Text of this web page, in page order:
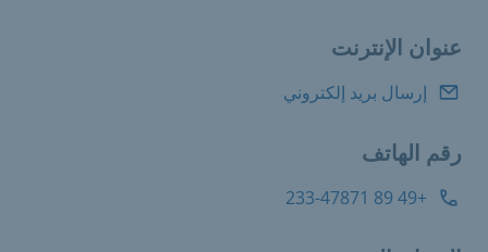
عنوان الإنترنت
إرسال بريد إلكتروني
رقم الهاتف
+49 89 233-47871